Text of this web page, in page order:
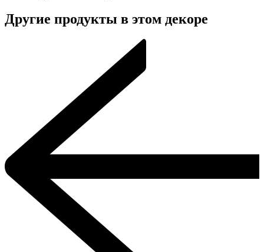
Другие продукты в этом декоре